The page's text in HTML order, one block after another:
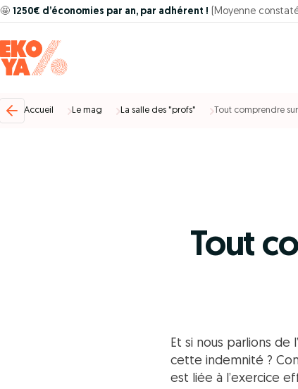
🤩 1250€ d’économies par an, par adhérent ! (Moyenne
Accueil Le mag La salle des "profs" Tout comprendre sur
Tout
Et si nous parlions de
cette indemnité ?
est liée à l’exercice